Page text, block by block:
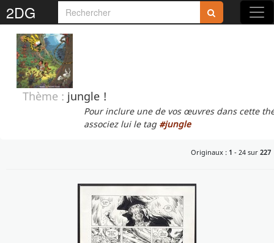
2DG Rejoignez-nous sur 2DG !
Accédez aux planches et illustrations
Découvrez de nouvelles fonctionnalités
S'inscrire
Thème : jungle !
Pour inclure une de vos œuvres dans cette
associez lui le tag #jungle
Originaux : 1 - 24 sur 227